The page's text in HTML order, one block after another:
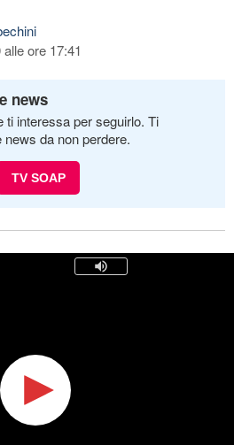
ore 17:41
news
ti interessa per seguirlo. Ti
da non perdere.
TV SOAP